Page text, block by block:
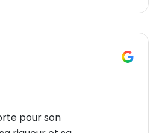
pour son